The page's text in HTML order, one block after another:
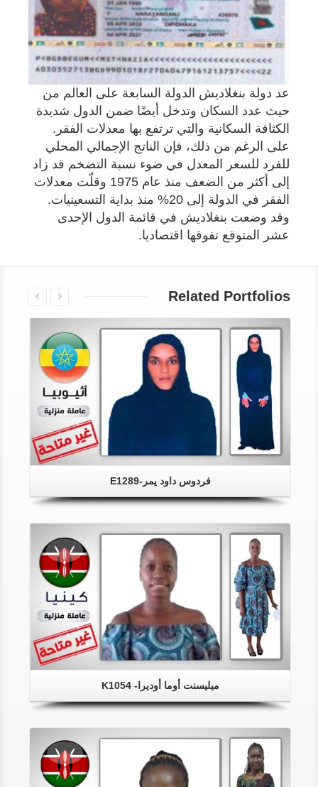
عد دولة بنغلاديش الدولة السابعة على العالم من
حيث عدد السكان وتدخل أيضًا ضمن الدول شديدة
الكثافة السكانية والتي ترتفع بها معدلات الفقر.
على الرغم من ذلك، فإن الناتج الإجمالي المحلي
للفرد للسعر المعدل في ضوء نسبة التضخم قد زاد
إلى أكثر من الضعف منذ عام 1975 وقلّت معدلات
الفقر في الدولة إلى 20% منذ بداية التسعينيات.
وقد وضعت بنغلاديش في قائمة الدول الإحدى
عشر المتوقع تفوقها اقتصاديا.
Related Portfolios
فردوس داود يمر-E1289
ميليسنت أوما أوديرا- K1054